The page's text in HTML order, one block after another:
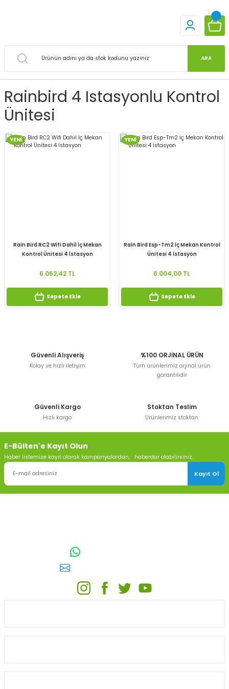
ARA
Rainbird 4 Istasyonlu Kontrol
Ünitesi
YENİ
Rain Bird RC2 Wifi Dahil İç Mekan
Kontrol Ünitesi 4 İstasyon
6.062,42 TL
Sepete Ekle
YENİ
Rain Bird Esp-Tm2 İç Mekan Kontrol
Ünitesi 4 İstasyon
6.004,00 TL
Sepete Ekle
Güvenli Alışveriş
Kolay ve hızlı iletişim
%100 ORJİNAL ÜRÜN
Tüm ürünlerimiz orjinal ürün
garantilidir
Güvenli Kargo
Hızlı kargo
Stoktan Teslim
Ürünlerimiz stoktan
E-Bülten'e Kayıt Olun
Haber listemize kayıt olarak kampanyalardan, haberdar olabilirsiniz.
Kayıt Ol